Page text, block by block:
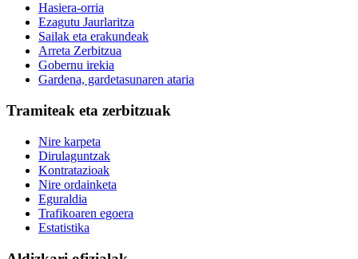
Hasiera-orria
Ezagutu Jaurlaritza
Sailak eta erakundeak
Arreta Zerbitzua
Gobernu irekia
Gardena, gardetasunaren ataria
Tramiteak eta zerbitzuak
Nire karpeta
Dirulaguntzak
Kontratazioak
Nire ordainketa
Eguraldia
Trafikoaren egoera
Estatistika